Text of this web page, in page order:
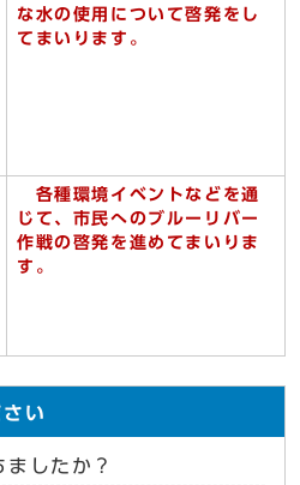
な水の使用について啓発をし
てまいります。
各種環境イベントなどを通
じて、市民へのブルーリバー
作戦の啓発を進めてまいりま
す。
い
したか？